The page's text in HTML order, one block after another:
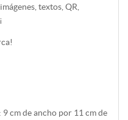
textos, QR,
cm de ancho por 11 cm de